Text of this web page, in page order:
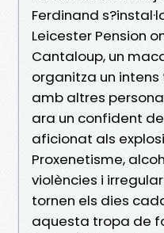
Ferdinand
Leicester Pension
Cantaloup, un
organitza un
amb altres
ara un confident
aficionat als
Proxenetisme,
violències i
tornen els dies
aquesta tropa de